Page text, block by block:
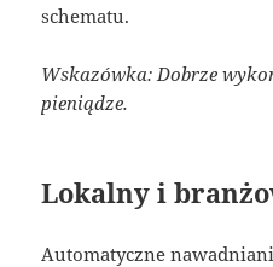
schematu.
Wskazówka: Dobrze
pieniądze.
Lokalny i
Automatyczne